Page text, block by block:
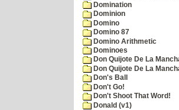
Domination
Dominion
Domino
Domino 87
Domino Arithmetic
Dominoes
Don Quijote De La
Don Quijote De La
Don's Ball
Don't Go!
Don't Shoot That Word!
Donald (v1)